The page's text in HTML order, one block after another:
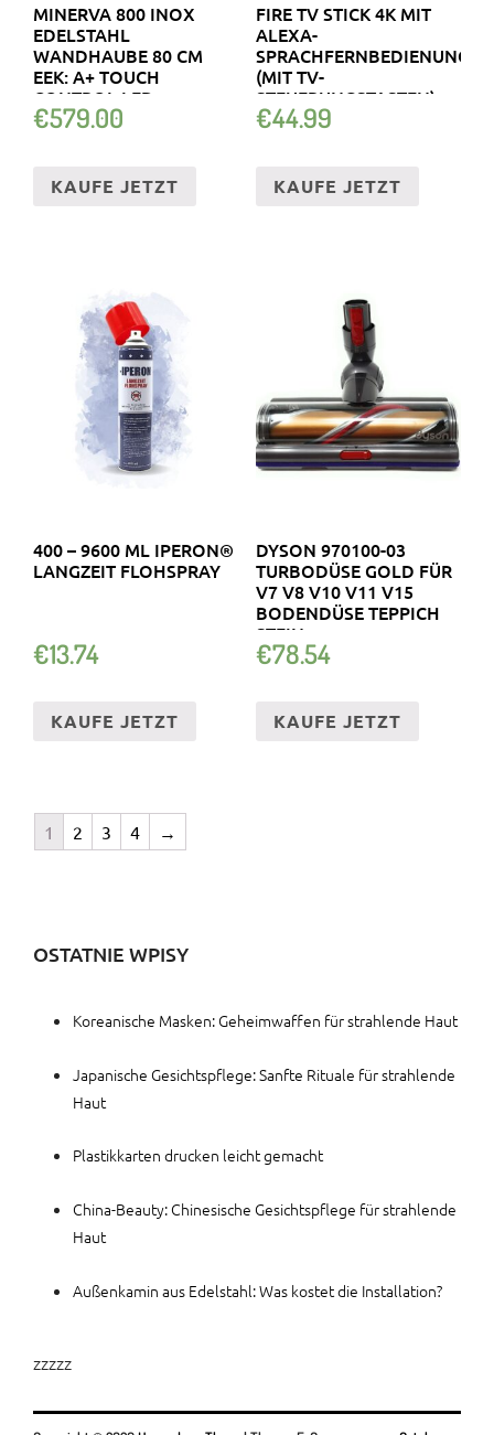
MINERVA 800 INOX
EDELSTAHL
WANDHAUBE 80 CM
EEK: A+ TOUCH
CONTROL LED
BELEUCHTUNG
€579.00
KAUFE JETZT
FIRE TV STICK 4K MIT
ALEXA-
SPRACHFERNBEDIENUNG
(MIT TV-
STEUERUNGSTASTEN)
€44.99
KAUFE JETZT
400 – 9600 ML IPERON®
LANGZEIT FLOHSPRAY
€13.74
KAUFE JETZT
DYSON 970100-03
TURBODÜSE GOLD FÜR
V7 V8 V10 V11 V15
BODENDÜSE TEPPICH
STEIN
€78.54
KAUFE JETZT
1 2 3 4 →
OSTATNIE WPISY
Koreanische Masken: Geheimwaffen für strahlende Haut
Japanische Gesichtspflege: Sanfte Rituale für strahlende
Haut
Plastikkarten drucken leicht gemacht
China-Beauty: Chinesische Gesichtspflege für strahlende
Haut
Außenkamin aus Edelstahl: Was kostet die Installation?
zzzzz